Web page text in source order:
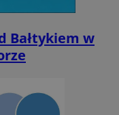
Bałtykiem w